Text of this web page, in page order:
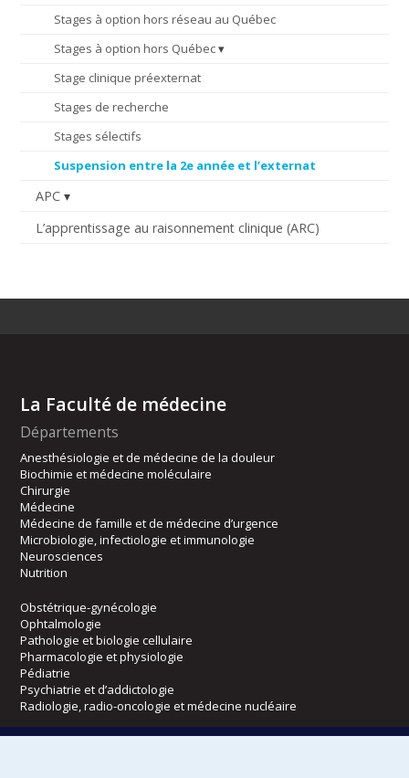
Stages à option hors réseau au Québec
Stages à option hors Québec
Stage clinique préexternat
Stages de recherche
Stages sélectifs
Suspension entre la 2e année et l’externat
APC
L’apprentissage au raisonnement clinique (ARC)
La Faculté de médecine
Départements
Anesthésiologie et de médecine de la douleur
Biochimie et médecine moléculaire
Chirurgie
Médecine
Médecine de famille et de médecine d’urgence
Microbiologie, infectiologie et immunologie
Neurosciences
Nutrition
Obstétrique-gynécologie
Ophtalmologie
Pathologie et biologie cellulaire
Pharmacologie et physiologie
Pédiatrie
Psychiatrie et d’addictologie
Radiologie, radio-oncologie et médecine nucléaire